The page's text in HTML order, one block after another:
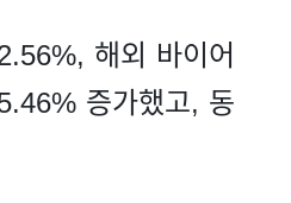
해외 바이어
증가했고, 동